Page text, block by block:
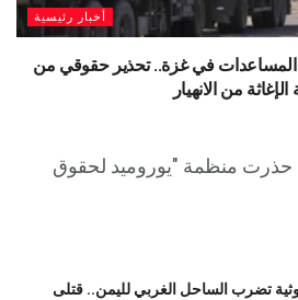
أخبار رئيسية
المساعدات في غزة.. تحذير حقوقي من
من الانهيار
حذرت منظمة "يوروميد لحقوق
تضرب الساحل الغربي لليمن.. قتلى